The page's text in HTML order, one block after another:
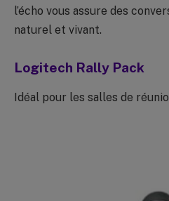
l’écho vous assure des
naturel et vivant.
Logitech Rally Pack
Idéal pour les salles de